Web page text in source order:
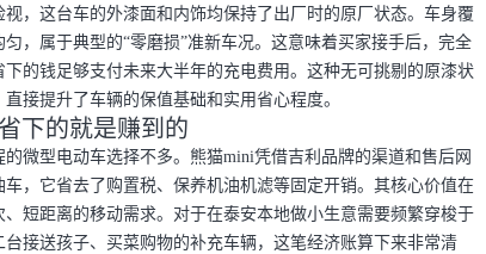
，这台车的外漆面和内饰均保持了出厂时的原厂状态。车身覆
，属于典型的“零磨损”准新车况。这意味着买家接手后，完全
的钱足够支付未来大半年的充电费用。这种无可挑剔的原漆状
接提升了车辆的保值基础和实用省心程度。
下的就是赚到的
微型电动车选择不多。熊猫mini凭借吉利品牌的渠道和售后网
，它省去了购置税、保养机油机滤等固定开销。其核心价值在
短距离的移动需求。对于在泰安本地做小生意需要频繁穿梭于
接送孩子、买菜购物的补充车辆，这笔经济账算下来非常清